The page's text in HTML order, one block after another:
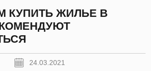
ЖИЛЬЕ В
24.03.2021